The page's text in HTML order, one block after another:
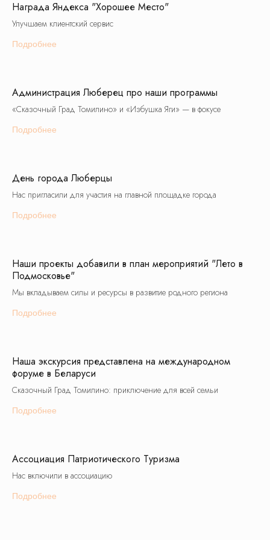
Награда Яндекса "Хорошее Место"
Улучшаем клиентский сервис
Подробнее
Администрация Люберец про наши программы
«Сказочный Град Томилино» и «Избушка Яги» — в фокусе
Подробнее
День города Люберцы
Нас пригласили для участия на главной площадке города
Подробнее
Наши проекты добавили в план мероприятий "Лето в
Подмосковье"
Мы вкладываем силы и ресурсы в развитие родного региона
Подробнее
Наша экскурсия представлена на международном
форуме в Беларуси
Сказочный Град Томилино: приключение для всей семьи
Подробнее
Ассоциация Патриотического Туризма
Нас включили в ассоциацию
Подробнее
и получайте специальные предложения
первыми!
Школьные экскурсии
Сказочный град
postroi@tvojmarshrut.ru
О нас Контакты Новости
Москва
Средние классы
Старшие классы
Рекомендованные
Шоколадная фабрика
Подарочные сертификаты